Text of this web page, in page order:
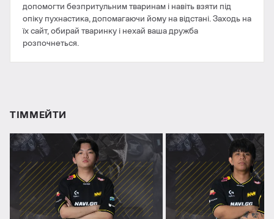
допомогти безпритульним тваринам і навіть взяти під
опіку пухнастика, допомагаючи йому на відстані. Заходь на
їх сайт, обирай тваринку і нехай ваша дружба
розпочнеться.
ТІММЕЙТИ